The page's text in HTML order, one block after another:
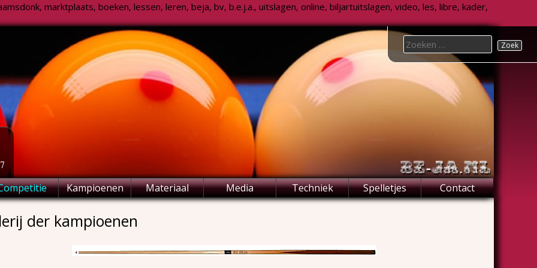
marktplaats, boeken, lessen, leren, beja, bv, b.e.j.a., uitslagen, online, biljartuitslagen, video, les, libre, kader,
Kampioenen Materiaal Media Techniek Spelletjes Contact
Search
for:
der kampioenen